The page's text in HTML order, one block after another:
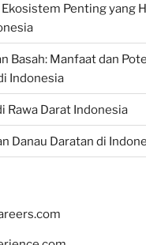
Penting yang
Basah: Manfaat dan
Indonesia
Rawa Darat Indonesia
Danau Daratan di